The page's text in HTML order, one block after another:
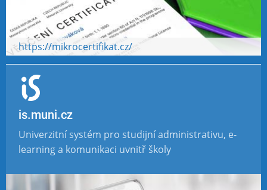
https://mikrocertifikat.cz/
is.muni.cz
Univerzitní systém pro studijní administrativu, e-
learning a komunikaci uvnitř školy